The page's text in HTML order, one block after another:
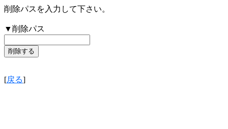
削除パスを入力して下さい。
▼削除パス
[戻る]